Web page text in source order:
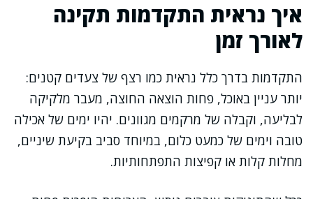
איך נראית התקדמות תקינה
לאורך זמן
התקדמות בדרך כלל נראית כמו רצף של צעדים קטנים:
יותר עניין באוכל, פחות הוצאה החוצה, מעבר מלקיקה
לבליעה, וקבלה של מרקמים מגוונים. יהיו ימים של אכילה
טובה וימים של כמעט כלום, במיוחד סביב בקיעת שיניים,
מחלות קלות או קפיצות התפתחותיות.